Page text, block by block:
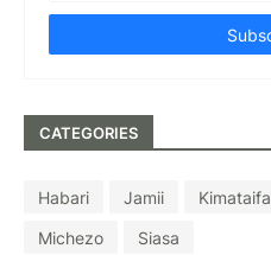
CATEGORIES
Habari Jamii Kimataifa
Michezo
Siasa